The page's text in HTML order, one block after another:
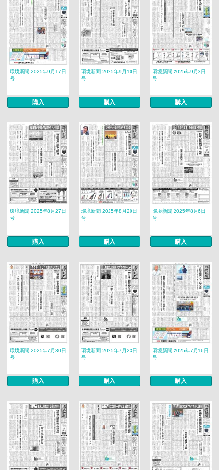
環境新聞 2025年9月17日
号
購入
環境新聞 2025年9月10日
号
購入
環境新聞 2025年9月3日
号
購入
環境新聞 2025年8月27日
号
購入
環境新聞 2025年8月20日
号
購入
環境新聞 2025年8月6日
号
購入
環境新聞 2025年7月30日
号
購入
環境新聞 2025年7月23日
号
購入
環境新聞 2025年7月16日
号
購入